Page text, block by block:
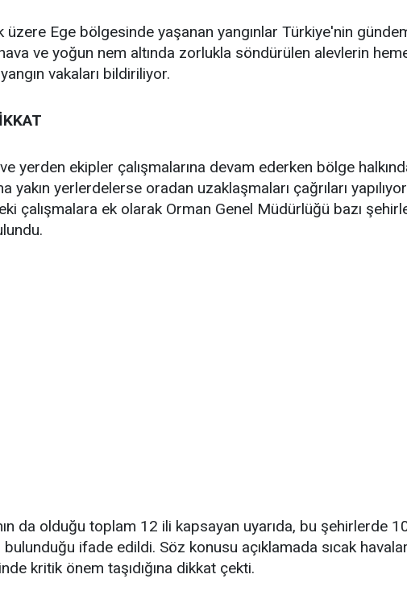
Ege bölgesinde yaşanan yangınlar Türkiye'nin
ve yoğun nem altında zorlukla söndürülen alevlerin
vakaları bildiriliyor.
yerden ekipler çalışmalarına devam ederken bölge
yakın yerlerdelerse oradan uzaklaşmaları çağrıları
çalışmalara ek olarak Orman Genel Müdürlüğü bazı
da olduğu toplam 12 ili kapsayan uyarıda, bu şehirlerde
ifade edildi. Söz konusu açıklamada sıcak
kritik önem taşıdığına dikkat çekti.